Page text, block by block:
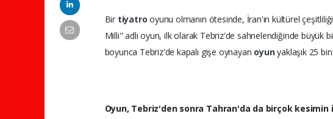
Bir tiyatrooyunu olmanın ötesinde, İran'ın kültürel
Milli" adlı oyun, ilk olarak Tebriz'de sahnelendiğinde büyük
boyunca Tebriz'de kapalı gişe oynayan oyunyaklaşık 25
Oyun, Tebriz'den sonra Tahran'da da birçok